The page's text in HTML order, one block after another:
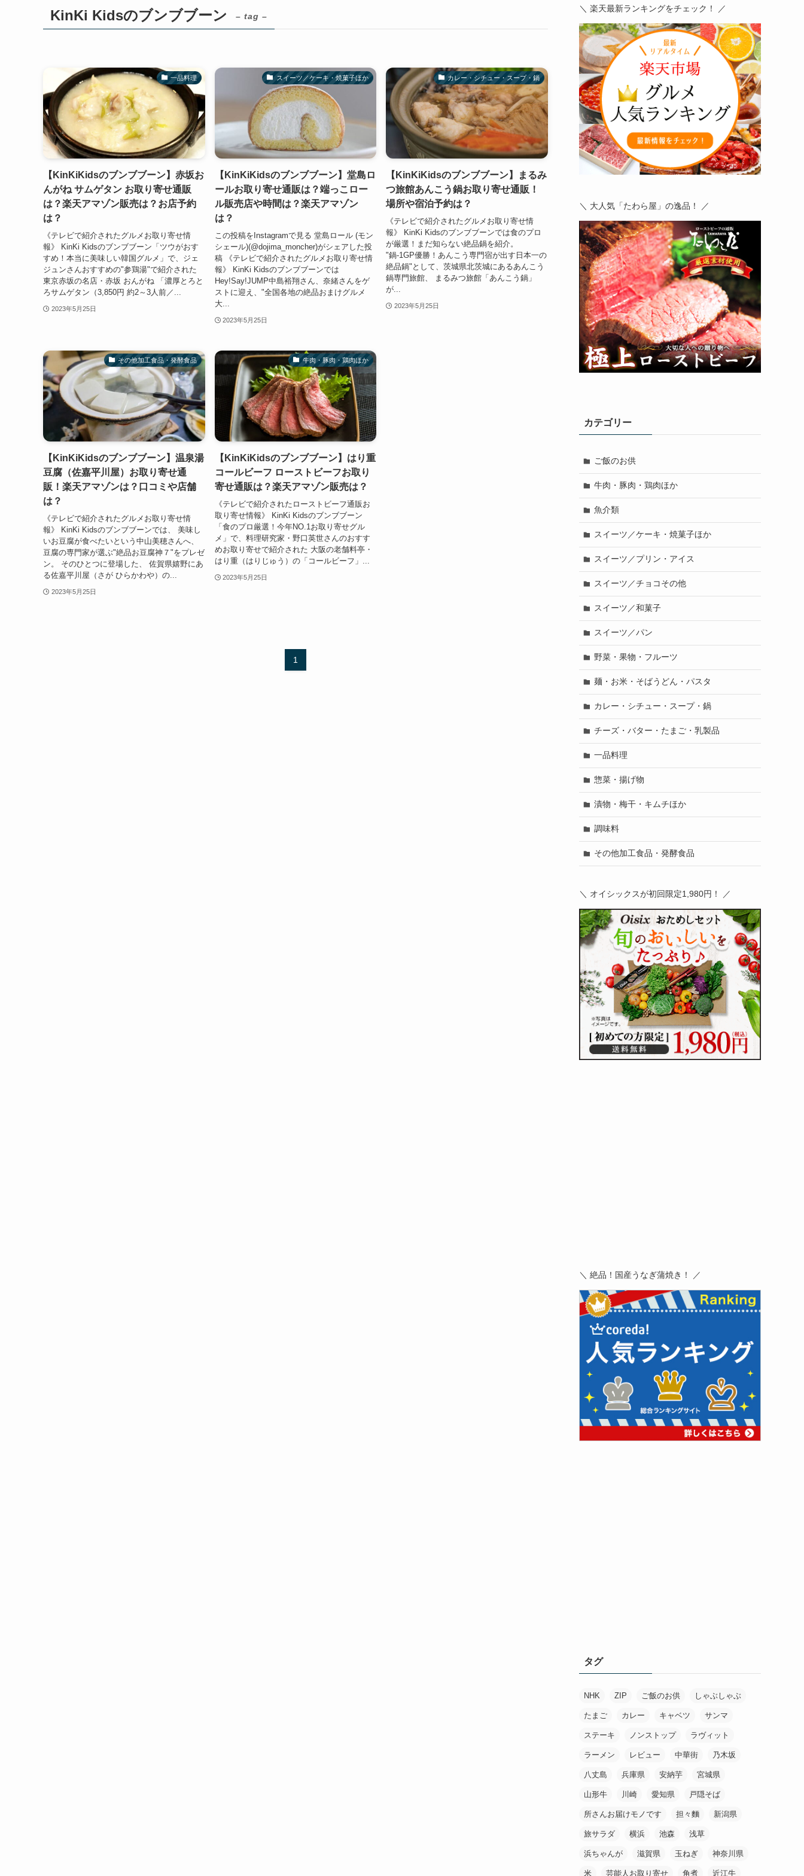
KinKi Kidsのブンブブーン – tag –
一品料理
【KinKiKidsのブンブブーン】赤坂お
んがね サムゲタン お取り寄せ通販
は？楽天アマゾン販売は？お店予約
は？
《テレビで紹介されたグルメお取り寄せ情
報》 KinKi Kidsのブンブブーン「ツウがおす
すめ！本当に美味しい韓国グルメ」で、ジェ
ジュンさんおすすめの"参鶏湯"で紹介された
東京赤坂の名店・赤坂 おんがね 「濃厚とろと
ろサムゲタン（3,850円 約2～3人前／...
2023年5月25日
スイーツ／ケーキ・焼菓子ほか
【KinKiKidsのブンブブーン】堂島ロ
ールお取り寄せ通販は？端っこロー
ル販売店や時間は？楽天アマゾン
は？
この投稿をInstagramで見る 堂島ロール (モン
シェール)(@dojima_moncher)がシェアした投
稿 《テレビで紹介されたグルメお取り寄せ情
報》 KinKi Kidsのブンブブーンでは
Hey!Say!JUMP中島裕翔さん、奈緒さんをゲ
ストに迎え、"全国各地の絶品おまけグルメ
大...
2023年5月25日
カレー・シチュー・スープ・鍋
【KinKiKidsのブンブブーン】まるみ
つ旅館あんこう鍋お取り寄せ通販！
場所や宿泊予約は？
《テレビで紹介されたグルメお取り寄せ情
報》 KinKi Kidsのブンブブーンでは食のプロ
が厳選！まだ知らない絶品鍋を紹介。
"鍋-1GP優勝！あんこう専門宿が出す日本一の
絶品鍋"として、茨城県北茨城にあるあんこう
鍋専門旅館、 まるみつ旅館「あんこう鍋」
が...
2023年5月25日
その他加工食品・発酵食品
【KinKiKidsのブンブブーン】温泉湯
豆腐（佐嘉平川屋）お取り寄せ通
販！楽天アマゾンは？口コミや店舗
は？
《テレビで紹介されたグルメお取り寄せ情
報》 KinKi Kidsのブンブブーンでは、 美味し
いお豆腐が食べたいという中山美穂さんへ、
豆腐の専門家が選ぶ"絶品お豆腐神７"をプレゼ
ン。 そのひとつに登場した、 佐賀県嬉野にあ
る佐嘉平川屋（さが ひらかわや）の...
2023年5月25日
牛肉・豚肉・鶏肉ほか
【KinKiKidsのブンブブーン】はり重
コールビーフ ローストビーフお取り
寄せ通販は？楽天アマゾン販売は？
《テレビで紹介されたローストビーフ通販お
取り寄せ情報》 KinKi Kidsのブンブブーン
「食のプロ厳選！今年NO.1お取り寄せグル
メ」で、料理研究家・野口英世さんのおすす
めお取り寄せで紹介された 大阪の老舗料亭・
はり重（はりじゅう）の「コールビーフ」...
2023年5月25日
1
＼ 楽天最新ランキングをチェック！ ／
＼ 大人気「たわら屋」の逸品！ ／
カテゴリー
ご飯のお供
牛肉・豚肉・鶏肉ほか
魚介類
スイーツ／ケーキ・焼菓子ほか
スイーツ／プリン・アイス
スイーツ／チョコその他
スイーツ／和菓子
スイーツ／パン
野菜・果物・フルーツ
麺・お米・そばうどん・パスタ
カレー・シチュー・スープ・鍋
チーズ・バター・たまご・乳製品
一品料理
惣菜・揚げ物
漬物・梅干・キムチほか
調味料
その他加工食品・発酵食品
＼ オイシックスが初回限定1,980円！ ／
＼ 絶品！国産うなぎ蒲焼き！ ／
タグ
NHK ZIP ご飯のお供 しゃぶしゃぶ
たまご カレー キャベツ サンマ
ステーキ ノンストップ ラヴィット
ラーメン レビュー 中華街 乃木坂
八丈島 兵庫県 安納芋 宮城県
山形牛 川崎 愛知県 戸隠そば
所さんお届けモノです 担々麵 新潟県
旅サラダ 横浜 池森 浅草
浜ちゃんが 滋賀県 玉ねぎ 神奈川県
米 芸能人お取り寄せ 角煮 近江牛